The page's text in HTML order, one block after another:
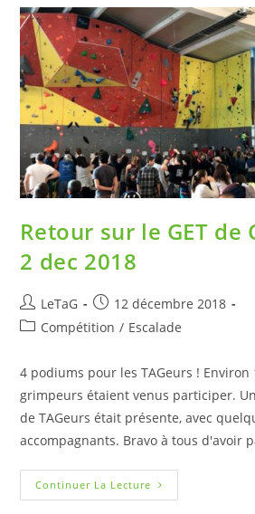
Retour sur le GET de
2 dec 2018
LeTaG
12 décembre 2018
Compétition / Escalade
4 podiums pour les TAGeurs ! Environ
grimpeurs étaient venus participer.
de TAGeurs était présente, avec
accompagnants. Bravo à tous d'avoir
Continuer La Lecture